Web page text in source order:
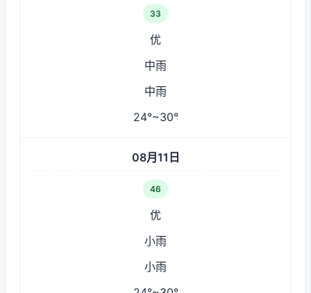
33
优
中雨
中雨
24°~30°
08月11日
46
优
小雨
小雨